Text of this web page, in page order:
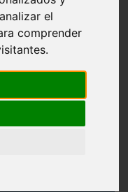
el
comprender
con trucos, guias,